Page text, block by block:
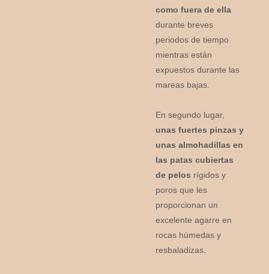
como fuera de ella
durante breves
periodos de tiempo
mientras están
expuestos durante las
mareas bajas.
En segundo lugar,
unas fuertes pinzas y
unas almohadillas en
las patas cubiertas
de pelos rígidos y
poros que les
proporcionan un
excelente agarre en
rocas húmedas y
resbaladizas.